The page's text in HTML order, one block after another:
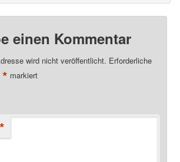
einen Kommentar
wird nicht veröffentlicht. Erforderliche
* markiert
*